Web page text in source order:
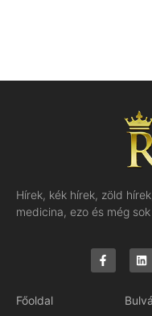
Hírek, kék hírek, zöld
medicina, ezo és még
Főoldal